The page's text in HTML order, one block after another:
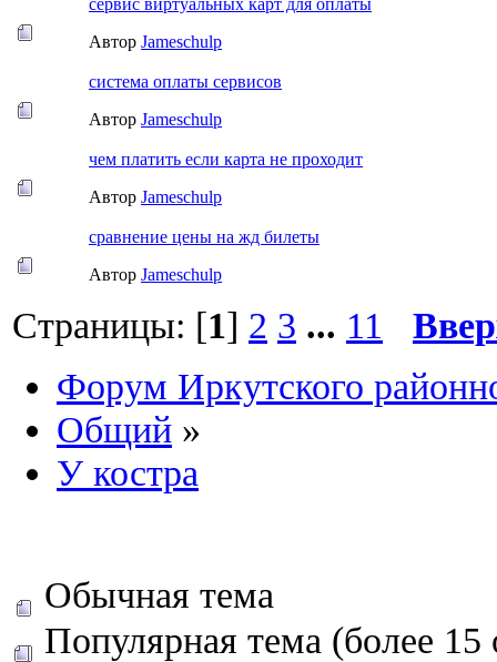
Автор Jameschulp
система оплаты сервисов
Автор Jameschulp
чем платить если карта не проходит
Автор Jameschulp
сравнение цены на жд билеты
Автор Jameschulp
Страницы: [1] 2 3 ... 11
Форум Иркутского
Общий »
У костра
Обычная тема
Популярная тема (более 15